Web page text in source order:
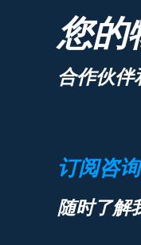
您的
合作伙伴
订阅咨
随时了解